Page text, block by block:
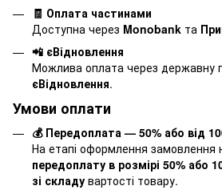
🧾 Оплата частинами
Доступна через Monobank та
📲 єВідновлення
Можлива оплата через державну
єВідновлення.
Умови оплати
💰 Передоплата — 50% або від
На етапі оформлення замовлення
передоплату в розмірі 50% або
зі складу вартості товару.